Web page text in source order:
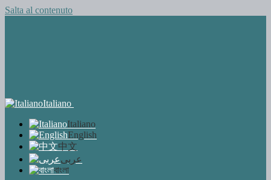
Salta al contenuto
Italiano
Italiano
English
中文
عربى
বাংলা